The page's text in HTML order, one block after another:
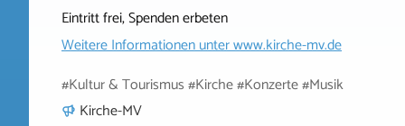
Eintritt frei, Spenden erbeten
Weitere Informationen unterwww.kirche-mv.de
#Kultur & Tourismus #Kirche #Konzerte #Musik
Kirche-MV